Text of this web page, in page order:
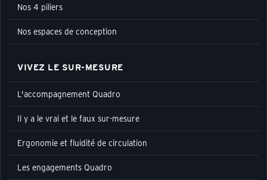
Nos 4 piliers
Nos espaces de conception
VIVEZ LE SUR-MESURE
L'accompagnement Quadro
Il y a le vrai et le faux sur-mesure
Ergonomie et fluidité de circulation
Les engagements Quadro